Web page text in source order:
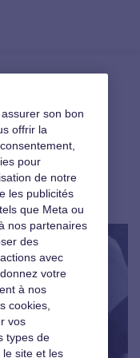
: que
y
2020
son bon
offrir la
pour
de notre
les publicités
que Meta ou
nos partenaires
des
avec
votre
à nos
cookies,
vos
types de
site et les